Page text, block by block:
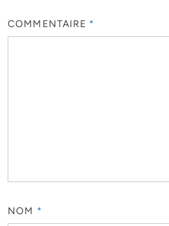
COMMENTAIRE *
NOM *